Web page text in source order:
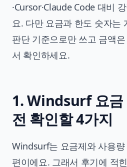
·Cursor·Claude Code 대비
요. 다만 요금과 한도 숫자는
판단 기준으로만 쓰고 금액
서 확인하세요.
1. Windsurf 요
전 확인할 4가지
Windsurf는 요금제와 사용
편이에요. 그래서 후기에 적